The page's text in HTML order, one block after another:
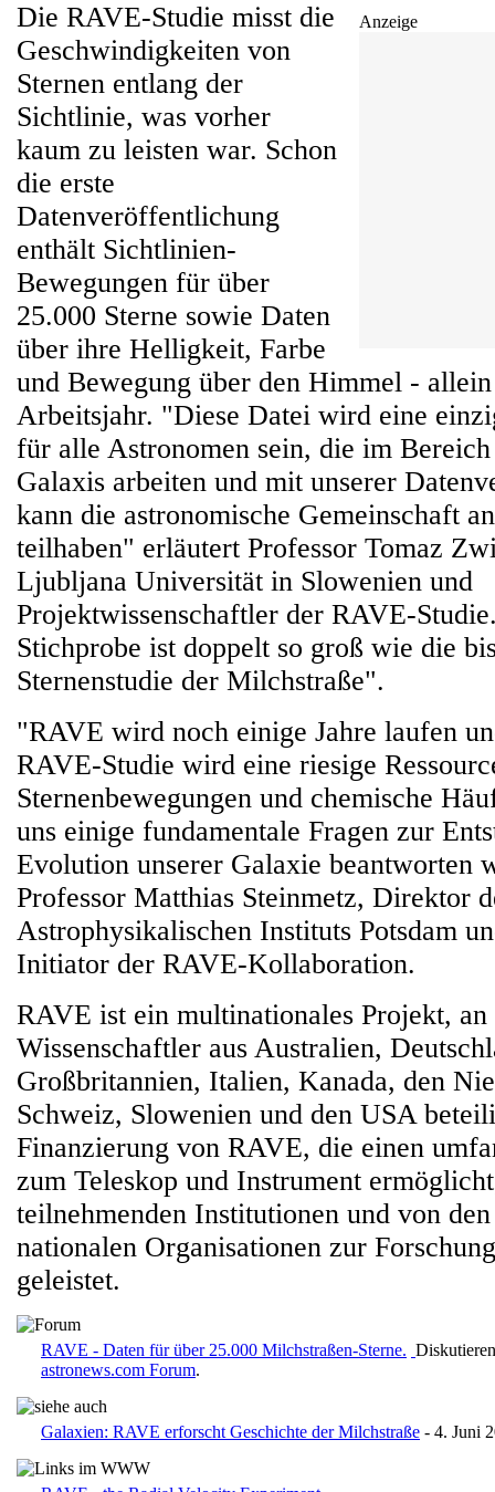
Anzeige
Die RAVE-Studie misst die
Geschwindigkeiten von
Sternen entlang der
Sichtlinie, was vorher
kaum zu leisten war. Schon
die erste
Datenveröffentlichung
enthält Sichtlinien-
Bewegungen für über
25.000 Sterne sowie Daten
über ihre Helligkeit, Farbe
und Bewegung über den Himmel -
Arbeitsjahr. "Diese Datei wird eine
für alle Astronomen sein, die im
Galaxis arbeiten und mit unserer
kann die astronomische Gemeinschaft
teilhaben" erläutert Professor Tomaz
Ljubljana Universität in Slowenien und
Projektwissenschaftler der RAVE-
Stichprobe ist doppelt so groß wie die
Sternenstudie der Milchstraße".
"RAVE wird noch einige Jahre laufen
RAVE-Studie wird eine riesige
Sternenbewegungen und chemische
uns einige fundamentale Fragen zur
Evolution unserer Galaxie beantworten
Professor Matthias Steinmetz, Direktor
Astrophysikalischen Instituts Potsdam
Initiator der RAVE-Kollaboration.
RAVE ist ein multinationales Projekt, an
Wissenschaftler aus Australien,
Großbritannien, Italien, Kanada, den
Schweiz, Slowenien und den USA
Finanzierung von RAVE, die einen
zum Teleskop und Instrument
teilnehmenden Institutionen und von
nationalen Organisationen zur
geleistet.
RAVE - Daten für über 25.000 Milchstraßen-Sterne.
astronews.com Forum.
Galaxien: RAVE erforscht Geschichte der Milchstraße - 4. Juni